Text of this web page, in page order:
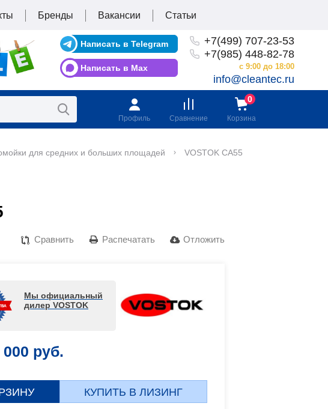
Бренды Вакансии Статьи
Написать в Telegram
Написать в Max
+7(499) 707-23-53
+7(985) 448-82-78
с 9:00 до 18:00
info@cleantec.ru
Профиль Сравнение Корзина
для средних и больших площадей VOSTOK CA55
Сравнить Распечатать Отложить
Мы официальный
дилер VOSTOK
000 руб.
КУПИТЬ В ЛИЗИНГ